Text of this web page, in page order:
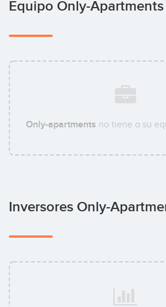
Equipo Only-Apartments
Only-apartments no tiene a su
Inversores Only-